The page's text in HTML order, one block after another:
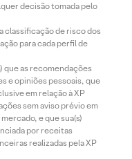
decisão tomada pelo
classificação de risco dos
para cada perfil de
que as recomendações
e opiniões pessoais, que
em relação à XP
sem aviso prévio em
e que sua(s)
por receitas
realizadas pela XP